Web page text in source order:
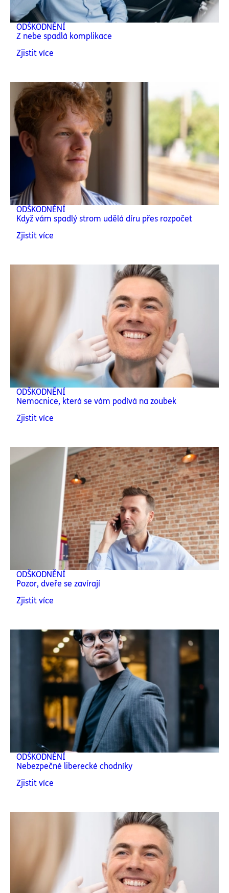
ODŠKODNĚNÍ
Z nebe spadlá komplikace
Zjistit více
ODŠKODNĚNÍ
Když vám spadlý strom udělá díru přes rozpočet
Zjistit více
ODŠKODNĚNÍ
Nemocnice, která se vám podívá na zoubek
Zjistit více
ODŠKODNĚNÍ
Pozor, dveře se zavírají
Zjistit více
ODŠKODNĚNÍ
Nebezpečné liberecké chodníky
Zjistit více